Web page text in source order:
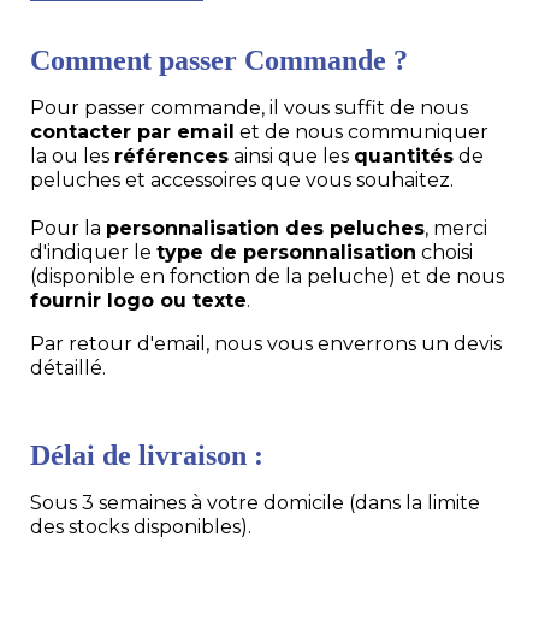
Comment passer Commande ?
Pour passer commande, il vous suffit de nous
contacter par email et de nous communiquer
la ou les références ainsi que les quantités de
peluches et accessoires que vous souhaitez.
Pour la personnalisation des peluches, merci
d'indiquer le type de personnalisation choisi
(disponible en fonction de la peluche) et de nous
fournir logo ou texte.
Par retour d'email, nous vous enverrons un devis
détaillé.
Délai de livraison :
Sous 3 semaines à votre domicile (dans la limite
des stocks disponibles).